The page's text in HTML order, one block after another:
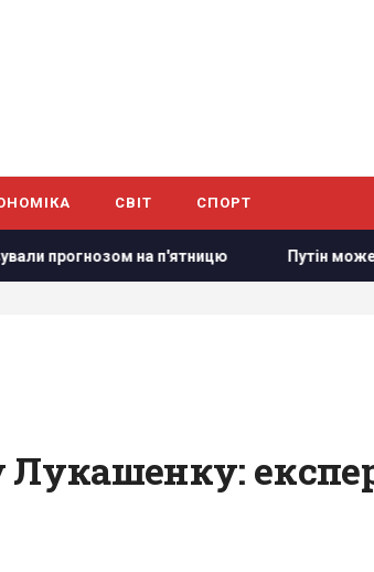
СВІТ СПОРТ
на п'ятницю Путін може напасти на